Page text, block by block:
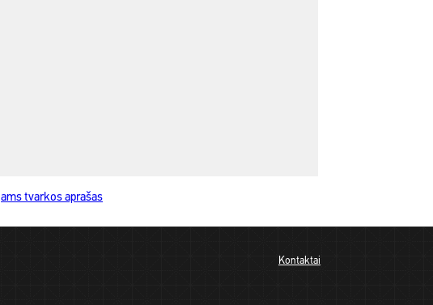
tvarkos aprašas
Kontaktai